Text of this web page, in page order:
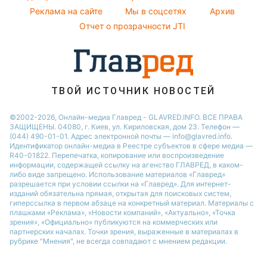
Настя Каменских
Пылевая буря
Реклама на сайте
Мы в соцсетях
Архив
Отчет о прозрачности JTI
ТВОЙ ИСТОЧНИК НОВОСТЕЙ
©2002-2026, Онлайн-медиа Главред - GLAVRED.INFO. ВСЕ ПРАВА
ЗАЩИЩЕНЫ. 04080, г. Киев, ул. Кириловская, дом 23. Телефон —
(044) 490-01-01. Адрес электронной почты — info@glavred.info.
Идентификатор онлайн-медиа в Реестре cубъектов в сфере медиа —
R40-01822. Перепечатка, копирование или воспроизведение
информации, содержащей ссылку на агенство ГЛАВРЕД, в каком-
либо виде запрещено. Использование материалов «Главред»
разрешается при условии ссылки на «Главред». Для интернет-
изданий обязательна прямая, открытая для поисковых систем,
гиперссылка в первом абзаце на конкретный материал. Материалы с
плашками «Реклама», «Новости компаний», «Актуально», «Точка
зрения», «Официально» публикуются на коммерческих или
партнерских началах. Точки зрения, выраженные в материалах в
рубрике "Мнения", не всегда совпадают с мнением редакции.